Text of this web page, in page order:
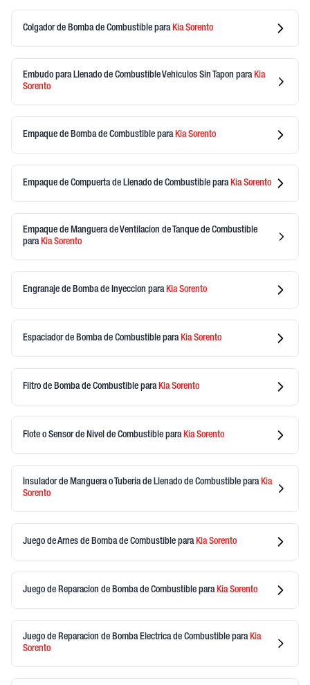
Colgador de Bomba de Combustible para KiaSorento
Embudo para Llenado de Combustible Vehiculos Sin Tapon paraKia
Sorento
Empaque de Bomba de Combustible para KiaSorento
Empaque de Compuerta de Llenado de Combustible para KiaSorento
Empaque de Manguera de Ventilacion de Tanque de Combustible
paraKiaSorento
Engranaje de Bomba de Inyeccion para KiaSorento
Espaciador de Bomba de Combustible para KiaSorento
Filtro de Bomba de Combustible para KiaSorento
Flote o Sensor de Nivel de Combustible para KiaSorento
Insulador de Manguera o Tuberia de Llenado de Combustible paraKia
Sorento
Juego de Arnes de Bomba de Combustible para KiaSorento
Juego de Reparacion de Bomba de Combustible para KiaSorento
Juego de Reparacion de Bomba Electrica de Combustible paraKia
Sorento